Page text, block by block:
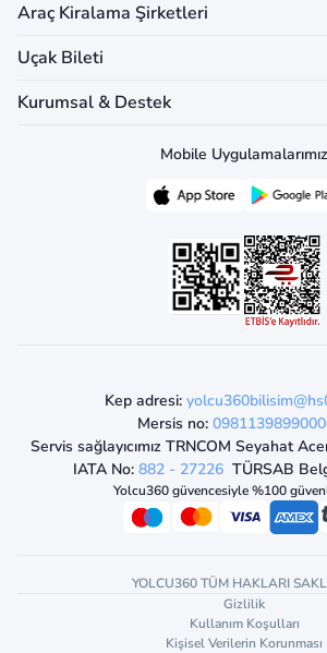
Araç Kiralama Şirketleri
Uçak Bileti
Kurumsal & Destek
Mobile Uygulamalarımız
Kep adresi:
Mersis no:
Servis sağlayıcımız TRNCOM Seyahat
IATA No: 882 - 27226 TÜRSAB
Yolcu360 güvencesiyle %100
YOLCU360 TÜM HAKLARI
Gizlilik
Kullanım Koşulları
Kişisel Verilerin Korunması